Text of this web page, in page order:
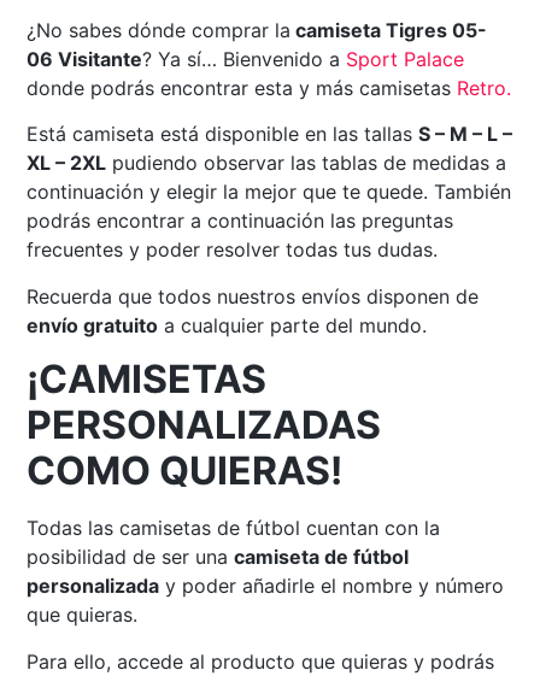
¿No sabes dónde comprar la camiseta Tigres 05-
06 Visitante? Ya sí… Bienvenido a Sport Palace
donde podrás encontrar esta y más camisetas Retro.
Está camiseta está disponible en las tallasS – M – L –
XL – 2XL pudiendo observar las tablas de medidas a
continuación y elegir la mejor que te quede. También
podrás encontrar a continuación las preguntas
frecuentes y poder resolver todas tus dudas.
Recuerda que todos nuestros envíos disponen de
envío gratuito a cualquier parte del mundo.
¡CAMISETAS
PERSONALIZADAS
COMO QUIERAS!
Todas las camisetas de fútbol cuentan con la
posibilidad de ser unacamiseta de fútbol
personalizada y poder añadirle el nombre y número
que quieras.
Para ello, accede al producto que quieras y podrás